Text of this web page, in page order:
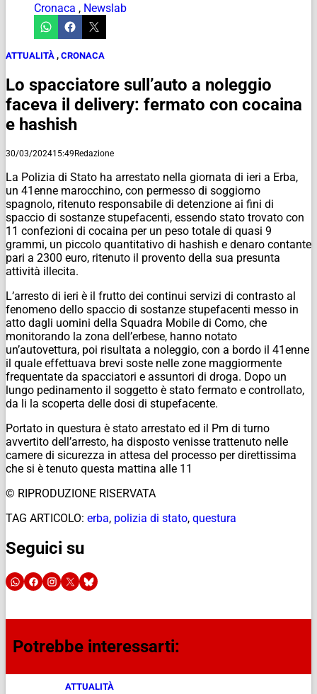
Cronaca , Newslab
ATTUALITÀ , CRONACA
Lo spacciatore sull’auto a noleggio
faceva il delivery: fermato con cocaina
e hashish
30/03/202415:49Redazione
La Polizia di Stato ha arrestato nella giornata di ieri a Erba,
un 41enne marocchino, con permesso di soggiorno
spagnolo, ritenuto responsabile di detenzione ai fini di
spaccio di sostanze stupefacenti, essendo stato trovato con
11 confezioni di cocaina per un peso totale di quasi 9
grammi, un piccolo quantitativo di hashish e denaro contante
pari a 2300 euro, ritenuto il provento della sua presunta
attività illecita.
L’arresto di ieri è il frutto dei continui servizi di contrasto al
fenomeno dello spaccio di sostanze stupefacenti messo in
atto dagli uomini della Squadra Mobile di Como, che
monitorando la zona dell’erbese, hanno notato
un’autovettura, poi risultata a noleggio, con a bordo il 41enne
il quale effettuava brevi soste nelle zone maggiormente
frequentate da spacciatori e assuntori di droga. Dopo un
lungo pedinamento il soggetto è stato fermato e controllato,
da li la scoperta delle dosi di stupefacente.
Portato in questura è stato arrestato ed il Pm di turno
avvertito dell’arresto, ha disposto venisse trattenuto nelle
camere di sicurezza in attesa del processo per direttissima
che si è tenuto questa mattina alle 11
© RIPRODUZIONE RISERVATA
TAG ARTICOLO: erba, polizia di stato, questura
Seguici su
Potrebbe interessarti:
ATTUALITÀ